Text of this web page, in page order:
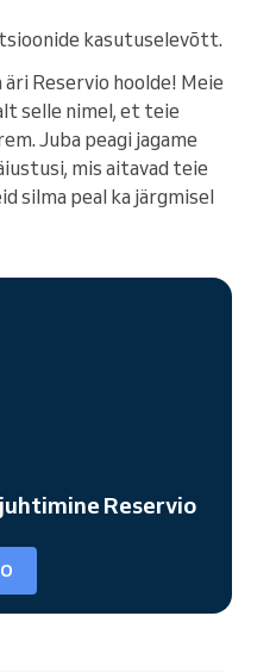
kasutuselevõtt.
Reservio hoolde! Meie
selle nimel, et teie
Juba peagi jagame
mis aitavad teie
silma peal ka järgmisel
Reservio